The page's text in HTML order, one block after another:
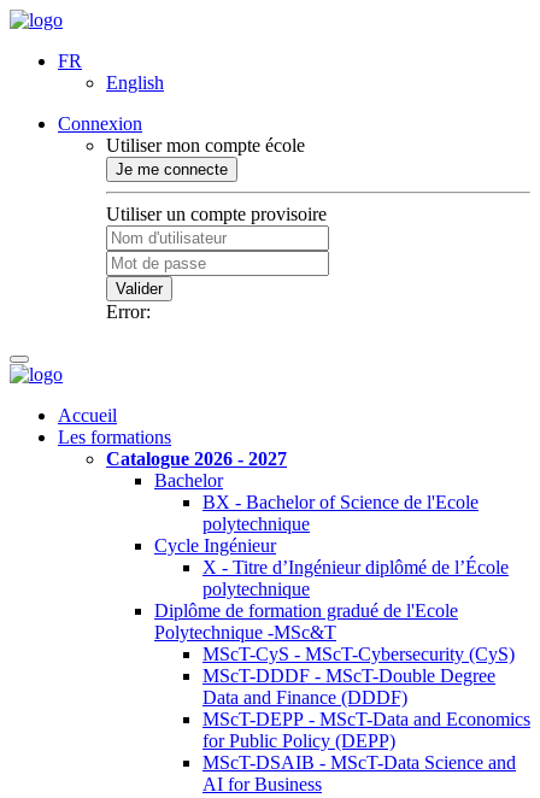
FR
English
Connexion
Utiliser mon compte école
Je me connecte
Utiliser un compte provisoire
Valider
Error:
Accueil
Les formations
Catalogue 2026 - 2027
Bachelor
BX - Bachelor of Science de l'Ecole
polytechnique
Cycle Ingénieur
X - Titre d’Ingénieur diplômé de l’École
polytechnique
Diplôme de formation gradué de l'Ecole
Polytechnique -MSc&T
MScT-CyS - MScT-Cybersecurity (CyS)
MScT-DDDF - MScT-Double Degree
Data and Finance (DDDF)
MScT-DEPP - MScT-Data and Economics
for Public Policy (DEPP)
MScT-DSAIB - MScT-Data Science and
AI for Business